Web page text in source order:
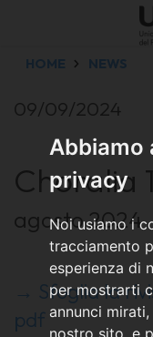
Abbiamo
privacy
Noi usiamo i
tracciamento
esperienza di
per mostrarti
annunci
nostro sito, e
HOME NEWS
09/09/2024
Choralia
agosto 2024
→ Sfoglia la
pdf